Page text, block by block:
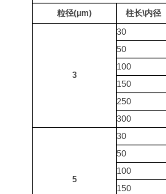
粒径(μm)
柱长\内径
3
30
50
100
150
250
300
5
30
50
100
150